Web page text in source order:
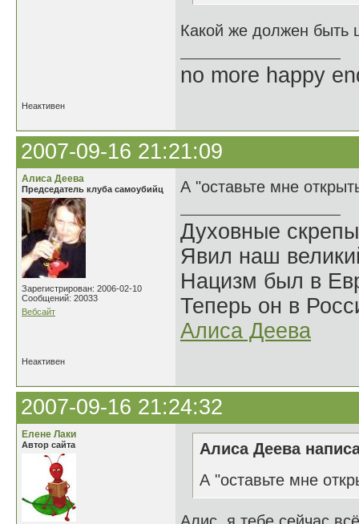
Какой же должен быть
no more happy
Неактивен
2007-09-16 21:21:09
Алиса Деева
Председатель клуба самоубийц
Зарегистрирован: 2006-02-10
Сообщений: 20033
Вебсайт
А "оставьте мне
Духовные
Явил наш
Нацизм был в
Теперь он в
Алиса Деева
Неактивен
2007-09-16 21:24:32
Елене Лаки
Автор сайта
Алиса Деева
А "оставьте мне